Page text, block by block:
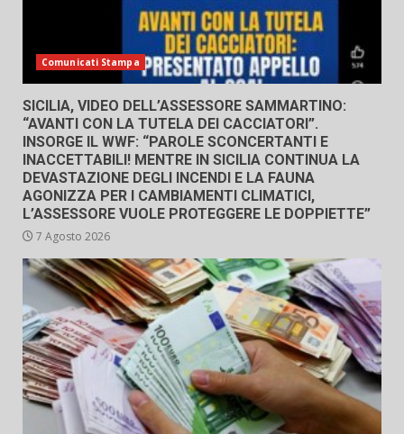
Comunicati Stampa
SICILIA, VIDEO DELL’ASSESSORE SAMMARTINO:
“AVANTI CON LA TUTELA DEI CACCIATORI”.
INSORGE IL WWF: “PAROLE SCONCERTANTI E
INACCETTABILI! MENTRE IN SICILIA CONTINUA LA
DEVASTAZIONE DEGLI INCENDI E LA FAUNA
AGONIZZA PER I CAMBIAMENTI CLIMATICI,
L’ASSESSORE VUOLE PROTEGGERE LE DOPPIETTE”
7 Agosto 2026